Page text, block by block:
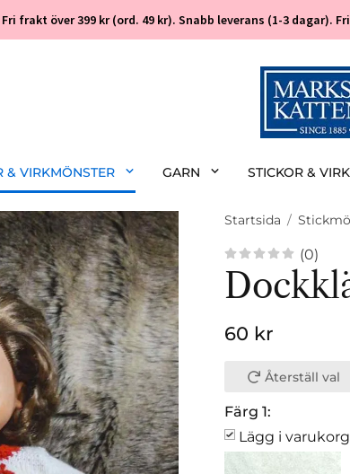
Fri frakt över 399 kr (ord. 49 kr). Snabb leverans (1-3 dagar).
& VIRKMÖNSTER GARN STICKOR &
Startsida /
(0)
60 kr
Återställ val
Färg 1:
Lägg i